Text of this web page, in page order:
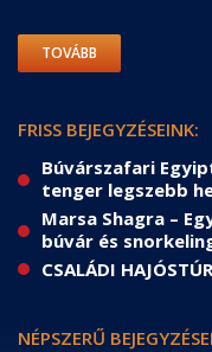
TOVÁBB
FRISS BEJEGYZÉSEINK:
Búvárszafari
tenger legszebb
Marsa Shagra –
búvár és
CSALÁDI
NÉPSZERŰ